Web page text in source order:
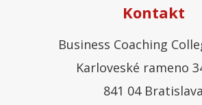
Kontakt
Business Coaching
Karloveské rameno
841 04 Bratislava